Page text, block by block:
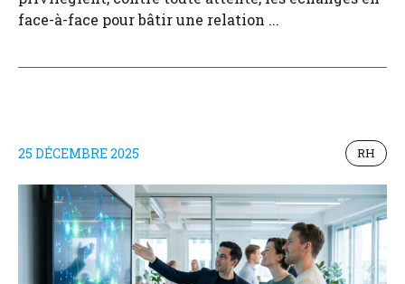
face-à-face pour bâtir une relation ...
25 DÉCEMBRE 2025 RH